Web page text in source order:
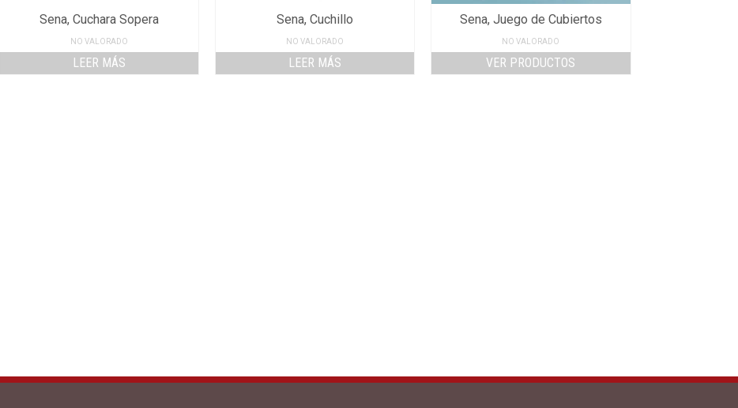
Sena, Cuchara Sopera
NO VALORADO
LEER MÁS
Sena, Cuchillo
NO VALORADO
LEER MÁS
Sena, Juego de Cubiertos
NO VALORADO
VER PRODUCTOS